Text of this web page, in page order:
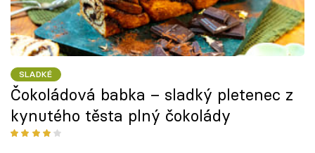
Sledujte nás
SLADKÉ
Čokoládová babka – sladký pletenec z
kynutého těsta plný čokolády